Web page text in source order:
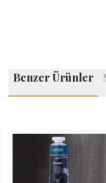
Benzer Ürünler